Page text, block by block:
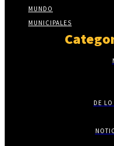
MUNDO
MUNICIPALES
DE